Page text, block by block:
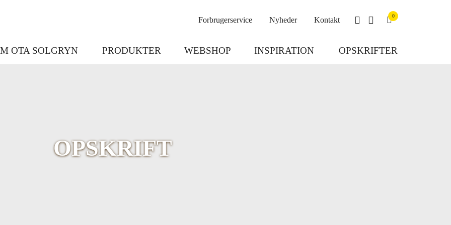
Forbrugerservice Nyheder Kontakt 0
OTA SOLGRYN PRODUKTER WEBSHOP INSPIRATION OPSKRIFTER
OPSKRIFT